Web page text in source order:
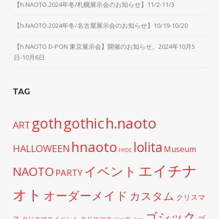
【h.NAOTO.2024年冬/札幌展示会のお知らせ】11/2-11/3
【h.NAOTO.2024年冬/名古屋展示会のお知らせ】10/19-10/20
【h.NAOTO D-PON 東京展示会】開催のお知らせ。2024年10月5
日-10月6日
TAG
ART gothgothich.naoto
HALLOWEEN hnaoto HYDE lolita Museum
NAOTO PARTY イベント エイチナ
オト オーダーメイド カスタム クリスマ